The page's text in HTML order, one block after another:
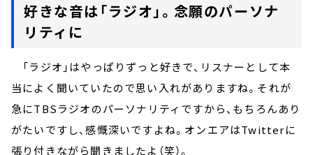
好きな音は「ラジオ」。念願のパーソナ
リティに
「ラジオ」はやっぱりずっと好きで、リスナーとして本
当によく聞いていたので思い入れがありますね。それが
急にTBSラジオのパーソナリティですから、もちろんあり
がたいですし、感慨深いですよね。オンエアはTwitterに
張り付きながら聞きましたよ（笑）。